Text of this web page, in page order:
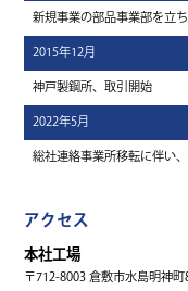
新規事業の部品事業部を立
2015年12月
神戸製鋼所、取引開始
2022年5月
総社連絡事業所移転に伴い
アクセス
本社工場
〒712-8003 倉敷市水島明神